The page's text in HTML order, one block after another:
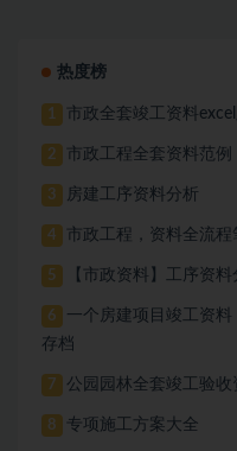
热度榜
1 市政全套竣工资料excel
2 市政工程全套资料范例
3 房建工序资料分析
4 市政工程，资料全流程
5 【市政资料】工序资料
6
一个房建项目竣工资
存档
7 公园园林全套竣工验收
8 专项施工方案大全